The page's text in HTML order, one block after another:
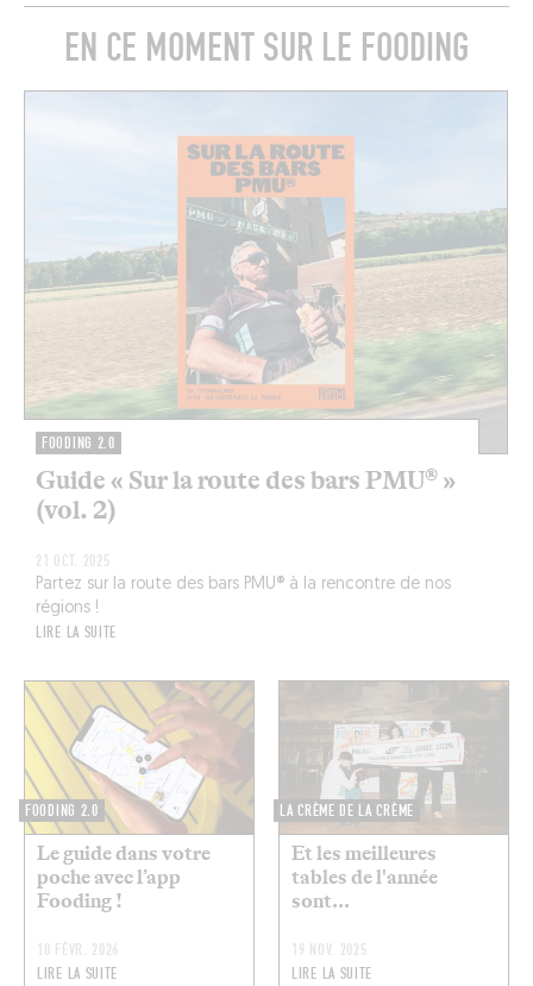
EN CE MOMENT SUR LE FOODING
FOODING 2.0
Guide « Sur la route des bars PMU® »
(vol. 2)
21 OCT. 2025
Partez sur la route des bars PMU® à la rencontre de nos
régions !
LIRE LA SUITE
FOODING 2.0
Le guide dans votre
poche avec l’app
Fooding !
10 FÉVR. 2026
LIRE LA SUITE
LA CRÈME DE LA CRÈME
Et les meilleures
tables de l'année
sont...
19 NOV. 2025
LIRE LA SUITE